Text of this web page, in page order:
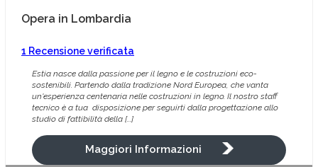
Opera in Lombardia
1 Recensione verificata
Estia nasce dalla passione per il legno e le costruzioni eco-
sostenibili. Partendo dalla tradizione Nord Europea, che vanta
un'esperienza centenaria nelle costruzioni in legno. Il nostro staff
tecnico è a tua disposizione per seguirti dalla progettazione allo
studio di fattibilità della [...]
Maggiori Informazioni